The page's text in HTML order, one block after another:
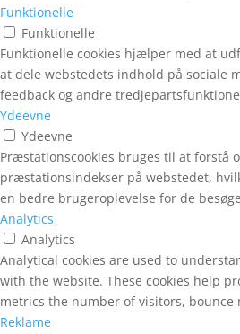
Funktionelle
Funktionelle
Funktionelle cookies hjælper med at
at dele webstedets indhold på sociale
feedback og andre
Ydeevne
Ydeevne
Præstationscookies bruges til at forstå
præstationsindekser på webstedet,
en bedre brugeroplevelse for de
Analytics
Analytics
Analytical cookies are used to
with the website. These cookies help
metrics the number of visitors, bounce
Reklame